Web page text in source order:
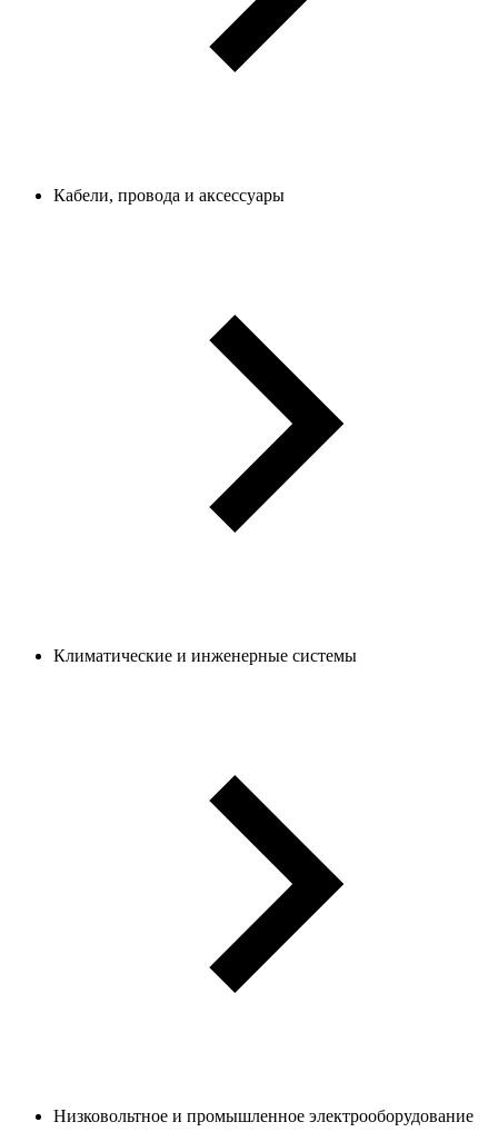
Кабели, провода и аксессуары
Климатические и инженерные системы
Низковольтное и промышленное электрооборудование